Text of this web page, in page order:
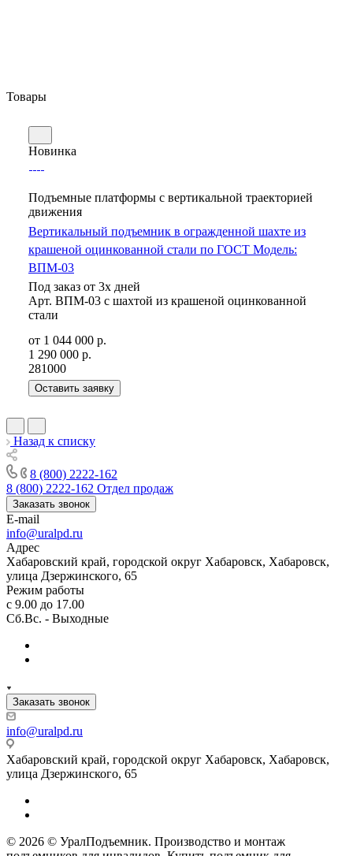
Товары
Новинка
Подъемные платформы с вертикальной траекторией
движения
Вертикальный подъемник в огражденной шахте из
крашеной оцинкованной стали по ГОСТ Модель:
ВПМ-03
Под заказ от 3х дней
Арт. ВПМ-03 с шахтой из крашеной оцинкованной
стали
от 1 044 000 р.
1 290 000 р.
281000
Оставить заявку
Назад к списку
8 (800) 2222-162
8 (800) 2222-162 Отдел продаж
Заказать звонок
E-mail
info@uralpd.ru
Адрес
Хабаровский край, городской округ Хабаровск, Хабаровск,
улица Дзержинского, 65
Режим работы
с 9.00 до 17.00
Сб.Вс. - Выходные
Заказать звонок
info@uralpd.ru
Хабаровский край, городской округ Хабаровск, Хабаровск,
улица Дзержинского, 65
© 2026 © УралПодъемник. Производство и монтаж